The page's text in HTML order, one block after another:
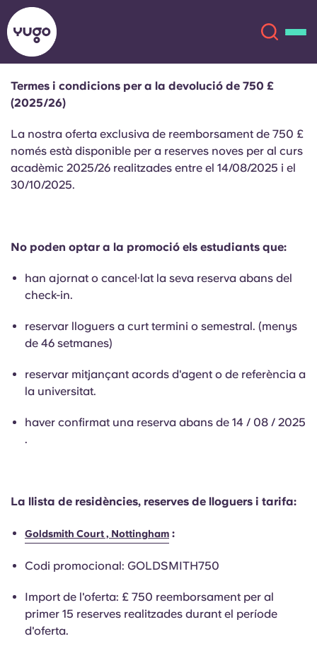
Sobre
Ubicacions
Més
English (GB)
Italian
French
Selecciona un país
Selecciona una ciutat
Selecciona una residència
Inicia la sessió
English (US)
Termes i condicions per a la devolució de 750 £
(2025/26)
La nostra oferta exclusiva de reemborsament de 750 £
només està disponible per a reserves noves per al curs
acadèmic 2025/26 realitzades entre el 14/08/2025 i el
30/10/2025.
No poden optar a la promoció els estudiants que:
han ajornat o cancel·lat la seva reserva abans del
check-in.
reservar lloguers a curt termini o semestral. (menys
de 46 setmanes)
reservar mitjançant acords d'agent o de referència a
la universitat.
haver confirmat una reserva abans de 14 / 08 / 2025
.
La llista de residències, reserves de lloguers i tarifa:
Goldsmith Court , Nottingham :
Codi promocional: GOLDSMITH750
Import de l'oferta: £ 750 reemborsament per al
primer 15 reserves realitzades durant el període
d'oferta.